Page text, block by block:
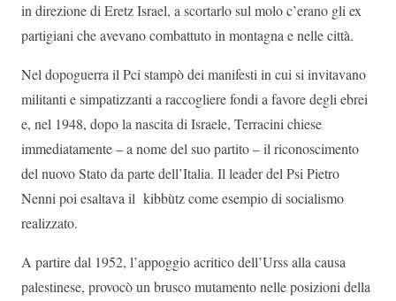
in direzione di Eretz Israel, a scortarlo sul molo c’erano gli ex
partigiani che avevano combattuto in montagna e nelle città.
Nel dopoguerra il Pci stampò dei manifesti in cui si invitavano
militanti e simpatizzanti a raccogliere fondi a favore degli ebrei
e, nel 1948, dopo la nascita di Israele, Terracini chiese
immediatamente – a nome del suo partito – il riconoscimento
del nuovo Stato da parte dell’Italia. Il leader del Psi Pietro
Nenni poi esaltava il kibbùtz come esempio di socialismo
realizzato.
A partire dal 1952, l’appoggio acritico dell’Urss alla causa
palestinese, provocò un brusco mutamento nelle posizioni della